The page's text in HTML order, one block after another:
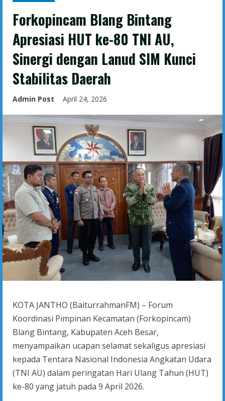
Forkopincam Blang Bintang
Apresiasi HUT ke-80 TNI AU,
Sinergi dengan Lanud SIM Kunci
Stabilitas Daerah
Admin Post April 24, 2026
KOTA JANTHO (BaiturrahmanFM) – Forum
Koordinasi Pimpinan Kecamatan (Forkopincam)
Blang Bintang, Kabupaten Aceh Besar,
menyampaikan ucapan selamat sekaligus apresiasi
kepada Tentara Nasional Indonesia Angkatan Udara
(TNI AU) dalam peringatan Hari Ulang Tahun (HUT)
ke-80 yang jatuh pada 9 April 2026.